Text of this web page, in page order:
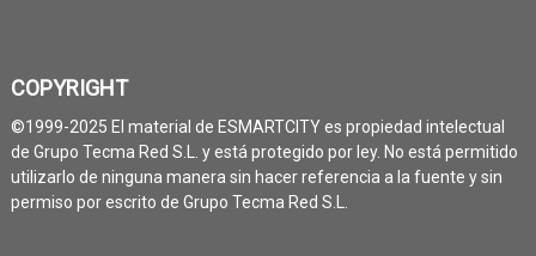
COPYRIGHT
©1999-2025 El material de ESMARTCITY es propiedad intelectual
de Grupo Tecma Red S.L. y está protegido por ley. No está permitido
utilizarlo de ninguna manera sin hacer referencia a la fuente y sin
permiso por escrito de Grupo Tecma Red S.L.